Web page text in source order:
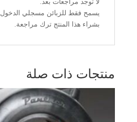
يسمح فقط للزبائن مسجلي الدخول
بشراء هذا المنتج ترك مراجعة.
منتجات ذات صلة